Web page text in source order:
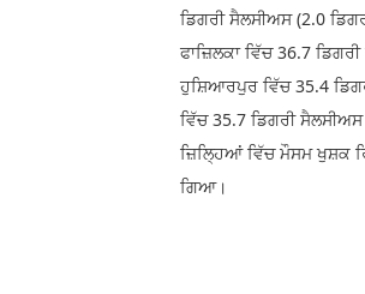
ਡਿਗਰੀ ਸੈਲਸੀਅਸ (2.0
ਫਾਜ਼ਿਲਕਾ ਵਿੱਚ 36.7
ਹੁਸ਼ਿਆਰਪੁਰ ਵਿੱਚ 35.4
ਵਿੱਚ 35.7 ਡਿਗਰੀ
ਜ਼ਿਲ੍ਹਿਆਂ ਵਿੱਚ ਮੌਸਮ ਖੁਸ਼ਕ
ਗਿਆ।